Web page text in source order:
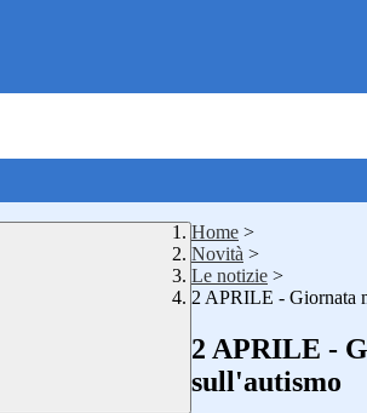
Home >
Novità >
Le notizie >
2 APRILE - Giornata
2 APRILE -
sull'autismo